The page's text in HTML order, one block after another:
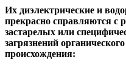
Их диэлектрические и
прекрасно справляются
застарелых или
загрязнений
происхождения: